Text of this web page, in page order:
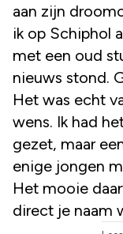
aan zijn
ik op Schiphol
met een oud
nieuws stond.
Het was echt
wens. Ik had
gezet, maar
enige jongen
Het mooie
direct je naam